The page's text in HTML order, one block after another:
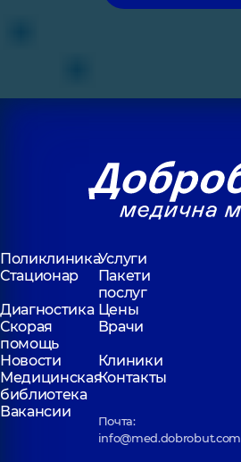
ПоликлиникаУслуги
Стационар
Пакети
послуг
Диагностика Цены
Скорая
помощь
Врачи
Новости
Клиники
Медицинская
библиотека
Контакты
Вакансии
Почта:
info@med.dobrobut.com